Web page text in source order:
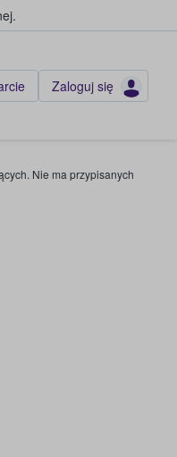
Zaloguj się
Nie ma przypisanych